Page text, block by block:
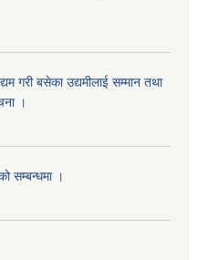
गरी बसेका उद्यमीलाई सम्मान तथा
।
सम्बन्धमा ।